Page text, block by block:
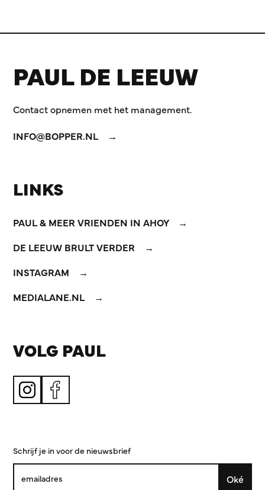
PAUL DE LEEUW
Contact opnemen met het management.
INFO@BOPPER.NL
LINKS
PAUL & MEER VRIENDEN IN AHOY
DE LEEUW BRULT VERDER
INSTAGRAM
MEDIALANE.NL
VOLG PAUL
Schrijf je in voor de nieuwsbrief
Oké